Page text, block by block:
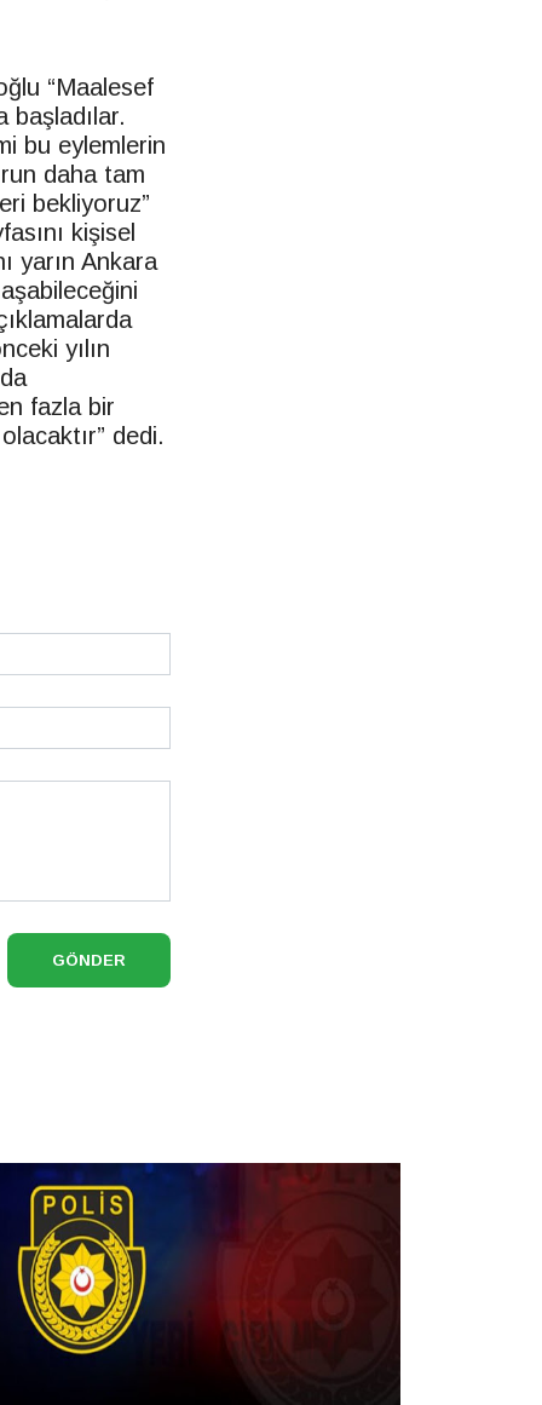
“Maalesef
başladılar.
bu eylemlerin
daha tam
bekliyoruz”
kişisel
yarın Ankara
yılın
fazla bir
dedi.
GÖNDER